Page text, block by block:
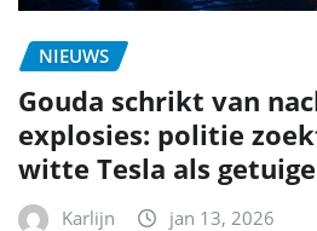
NIEUWS
Gouda schrikt van
explosies: politie
witte Tesla als getuige
Karlijn jan 13, 2026